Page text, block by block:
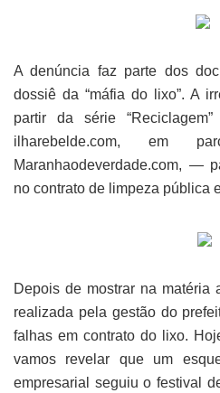
A denúncia faz parte dos
dossiê da “máfia do lixo”. A
partir da série
ilharebelde.com, em
Maranhaodeverdade.com, —
no contrato de limpeza pública
Depois de mostrar na matéria
realizada pela gestão do
falhas em contrato do lixo.
vamos revelar que um
empresarial seguiu o festival